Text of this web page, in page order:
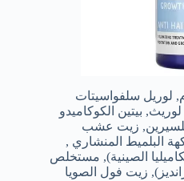
لوريل سلفواسيتات
بيتين الكوكاميدو
جلسيرين, زيت عشب
البلميط المنشاري ,
الصينية), مستخلص
زيت فول الصويا